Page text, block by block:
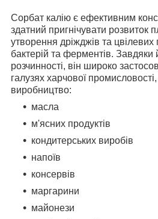
Сорбат калію є ефективним
здатний пригнічувати розвиток
утворення дріжджів та цвілевих
бактерій та ферментів. Завдяки
розчинності, він широко
галузях харчової
виробництво:
масла
м'ясних продуктів
кондитерських виробів
напоїв
консервів
маргарини
майонези